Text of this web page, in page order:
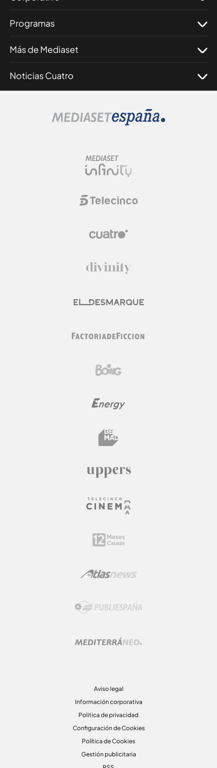
Programas
Más de Mediaset
Noticias Cuatro
Aviso legal
Información corporativa
Politica de privacidad
Configuración de Cookies
Política de Cookies
Gestión publicitaria